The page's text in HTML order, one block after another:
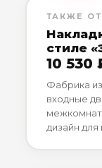
ТАКЖЕ
стиле
10 530
Фабрика
входные
дизайн для